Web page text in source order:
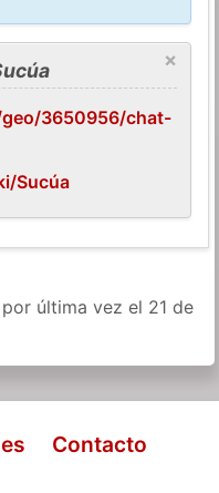
×
3650956/chat-
Sucúa
última vez el 21 de
Contacto